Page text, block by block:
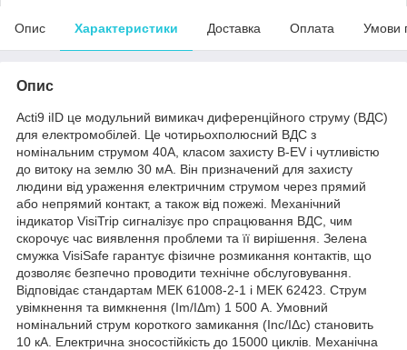
Опис Характеристики Доставка Оплата Умови
Опис
Acti9 iID це модульний вимикач диференційного струму (ВДС)
для електромобілей. Це чотирьохполюсний ВДС з
номінальним струмом 40A, класом захисту B-EV і чутливістю
до витоку на землю 30 мА. Він призначений для захисту
людини від ураження електричним струмом через прямий
або непрямий контакт, а також від пожежі. Механічний
індикатор VisiTrip сигналізує про спрацювання ВДС, чим
скорочує час виявлення проблеми та її вирішення. Зелена
смужка VisiSafe гарантує фізичне розмикання контактів, що
дозволяє безпечно проводити технічне обслуговування.
Відповідає стандартам МЕК 61008-2-1 і МЕК 62423. Струм
увімкнення та вимкнення (Im/IΔm) 1 500 А. Умовний
номінальний струм короткого замикання (Inc/IΔc) становить
10 кА. Електрична зносостійкість до 15000 циклів. Механічна